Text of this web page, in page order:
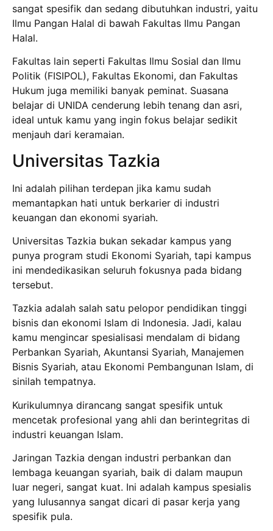
sangat spesifik dan sedang dibutuhkan industri, yaitu
Ilmu Pangan Halal di bawah Fakultas Ilmu Pangan
Halal.
Fakultas lain seperti Fakultas Ilmu Sosial dan Ilmu
Politik (FISIPOL), Fakultas Ekonomi, dan Fakultas
Hukum juga memiliki banyak peminat. Suasana
belajar di UNIDA cenderung lebih tenang dan asri,
ideal untuk kamu yang ingin fokus belajar sedikit
menjauh dari keramaian.
Universitas Tazkia
Ini adalah pilihan terdepan jika kamu sudah
memantapkan hati untuk berkarier di industri
keuangan dan ekonomi syariah.
Universitas Tazkia bukan sekadar kampus yang
punya program studi Ekonomi Syariah, tapi kampus
ini mendedikasikan seluruh fokusnya pada bidang
tersebut.
Tazkia adalah salah satu pelopor pendidikan tinggi
bisnis dan ekonomi Islam di Indonesia. Jadi, kalau
kamu mengincar spesialisasi mendalam di bidang
Perbankan Syariah, Akuntansi Syariah, Manajemen
Bisnis Syariah, atau Ekonomi Pembangunan Islam, di
sinilah tempatnya.
Kurikulumnya dirancang sangat spesifik untuk
mencetak profesional yang ahli dan berintegritas di
industri keuangan Islam.
Jaringan Tazkia dengan industri perbankan dan
lembaga keuangan syariah, baik di dalam maupun
luar negeri, sangat kuat. Ini adalah kampus spesialis
yang lulusannya sangat dicari di pasar kerja yang
spesifik pula.